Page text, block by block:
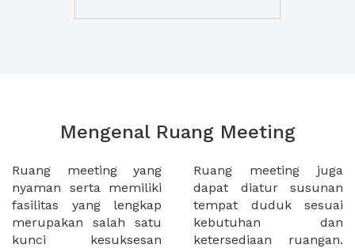
Mengenal Ruang Meeting
Ruang meeting yang
nyaman serta memiliki
fasilitas yang lengkap
merupakan salah satu
kunci kesuksesan
Ruang meeting juga
dapat diatur susunan
tempat duduk sesuai
kebutuhan dan
ketersediaan ruangan.